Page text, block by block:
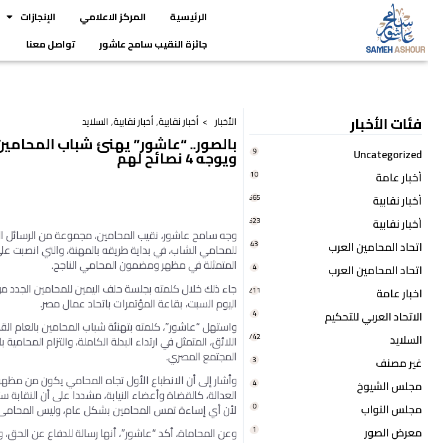
الرئيسية المركز الاعلامي الإنجازات
جائزة النقيب سامح عاشور
تواصل معنا
فئات الأخبار
Uncategorized
9
أخبار عامة 10
أخبار نقابية 665
أخبار نقابية 623
اتحاد المحامين العرب 43
اتحاد المحامين العرب 4
اخبار عامة 211
الاتحاد العربي للتحكيم 4
السلايد 742
غير مصنف 3
مجلس الشيوخ 4
مجلس النواب 0
معرض الصور 1
الأخبار > أخبار نقابية,أخبار نقابية, السلايد
بالصور.. “عاشور” يهنئ شباب
ويوجه 4 نصائح لهم
وجه سامح عاشور، نقيب المحامين، مجموعة من الرسائل
للمحامي الشاب، في بداية طريقه بالمهنة، والتي انصبت
المتمثلة في مظهر ومضمون المحامي الناجح.
جاء ذلك خلال كلمته بجلسة حلف اليمين للمحامين
اليوم السبت، بقاعة المؤتمرات باتحاد عمال مصر.
واستهل “عاشور”، كلمته بتهنئة شباب المحامين بالعام
اللائق، المتمثل في ارتداء البدلة الكاملة، والتزام
المجتمع المصري.
وأشار إلى أن الانطباع الأول تجاه المحامي يكون من
العدالة، كالقضاة وأعضاء النيابة، مشددا على أن
لأن أي إساءة تمس المحامين بشكل عام، وليس
وعن المحاماة، أكد “عاشور”، أنها رسالة للدفاع عن